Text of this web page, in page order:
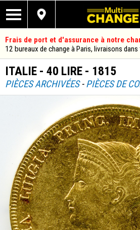
Frais de port et d'assurance à notre
12 bureaux de change à Paris, livraisons
ITALIE - 40 LIRE - 1815
PIÈCES ARCHIVÉES-PIÈCES DE